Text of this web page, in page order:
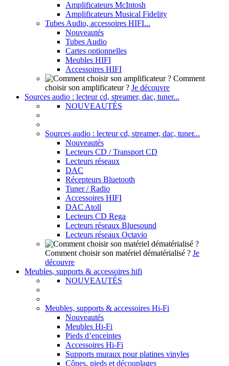
Amplificateurs McIntosh
Amplificateurs Musical Fidelity
Tubes Audio, accessoires HIFI...
Nouveautés
Tubes Audio
Cartes optionnelles
Meubles HIFI
Accessoires HIFI
Comment
choisir son amplificateur ? Je découvre
Sources audio : lecteur cd, streamer, dac, tuner...
NOUVEAUTÉS
Sources audio : lecteur cd, streamer, dac, tuner...
Nouveautés
Lecteurs CD / Transport CD
Lecteurs réseaux
DAC
Récepteurs Bluetooth
Tuner / Radio
Accessoires HIFI
DAC Atoll
Lecteurs CD Rega
Lecteurs réseaux Bluesound
Lecteurs réseaux Octavio
Comment choisir son matériel dématérialisé ? Je
découvre
Meubles, supports & accessoires hifi
NOUVEAUTÉS
Meubles, supports & accessoires Hi-Fi
Nouveautés
Meubles Hi-Fi
Pieds d’enceintes
Accessoires Hi-Fi
Supports muraux pour platines vinyles
Cônes, pieds et découplages